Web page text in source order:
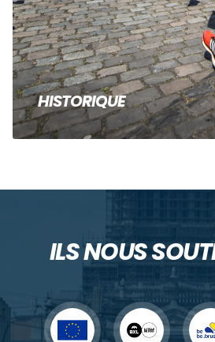
HISTORIQUE
ILS NOUS